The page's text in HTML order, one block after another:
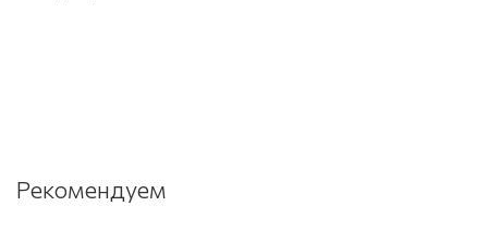
Рекомендуем